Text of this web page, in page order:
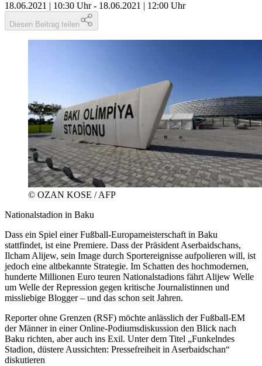
18.06.2021 | 10:30 Uhr- 18.06.2021 | 12:00 Uhr
Diesen Beitrag teilen
© OZAN KOSE / AFP
Nationalstadion in Baku
Dass ein Spiel einer Fußball-Europameisterschaft in Baku
stattfindet, ist eine Premiere. Dass der Präsident Aserbaidschans,
Ilcham Alijew, sein Image durch Sportereignisse aufpolieren will, ist
jedoch eine altbekannte Strategie. Im Schatten des hochmodernen,
hunderte Millionen Euro teuren Nationalstadions fährt Alijew Welle
um Welle der Repression gegen kritische Journalistinnen und
missliebige Blogger – und das schon seit Jahren.
Reporter ohne Grenzen (RSF) möchte anlässlich der Fußball-EM
der Männer in einer Online-Podiumsdiskussion den Blick nach
Baku richten, aber auch ins Exil. Unter dem Titel „Funkelndes
Stadion, düstere Aussichten: Pressefreiheit in Aserbaidschan“
diskutieren